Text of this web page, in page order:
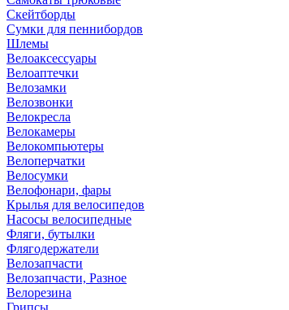
Скейтборды
Сумки для пеннибордов
Шлемы
Велоаксессуары
Велоаптечки
Велозамки
Велозвонки
Велокресла
Велокамеры
Велокомпьютеры
Велоперчатки
Велосумки
Велофонари, фары
Крылья для велосипедов
Насосы велосипедные
Фляги, бутылки
Флягодержатели
Велозапчасти
Велозапчасти, Разное
Велорезина
Грипсы